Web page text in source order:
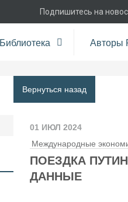
Подпишитесь на
Библиотека Авторы
Вернуться назад
01 ИЮЛ 2024
Международные
ПОЕЗДКА
ДАННЫЕ